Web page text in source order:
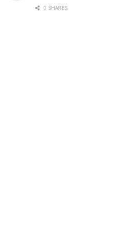
0 SHARES